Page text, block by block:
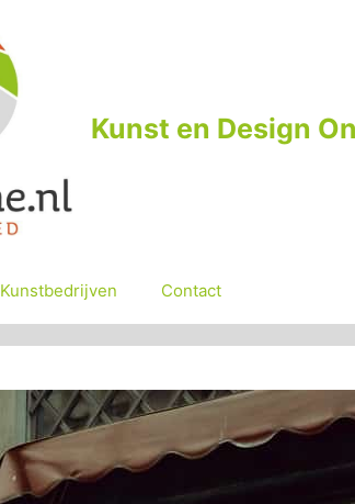
Kunst en Design
Kunstbedrijven Contact